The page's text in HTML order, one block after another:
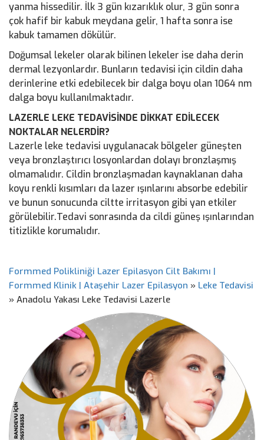
yanma hissedilir. İlk 3 gün kızarıklık olur, 3 gün sonra
çok hafif bir kabuk meydana gelir, 1 hafta sonra ise
kabuk tamamen dökülür.
Doğumsal lekeler olarak bilinen lekeler ise daha derin
dermal lezyonlardır. Bunların tedavisi için cildin daha
derinlerine etki edebilecek bir dalga boyu olan 1064 nm
dalga boyu kullanılmaktadır.
LAZERLE LEKE TEDAVİSİNDE DİKKAT EDİLECEK
NOKTALAR NELERDİR?
Lazerle leke tedavisi uygulanacak bölgeler güneşten
veya bronzlaştırıcı losyonlardan dolayı bronzlaşmış
olmamalıdır. Cildin bronzlaşmadan kaynaklanan daha
koyu renkli kısımları da lazer ışınlarını absorbe edebilir
ve bunun sonucunda ciltte irritasyon gibi yan etkiler
görülebilir.Tedavi sonrasında da cildi güneş ışınlarından
titizlikle korumalıdır.
Formmed Polikliniği Lazer Epilasyon Cilt Bakımı |
Formmed Klinik | Ataşehir Lazer Epilasyon » Leke Tedavisi
» Anadolu Yakası Leke Tedavisi Lazerle